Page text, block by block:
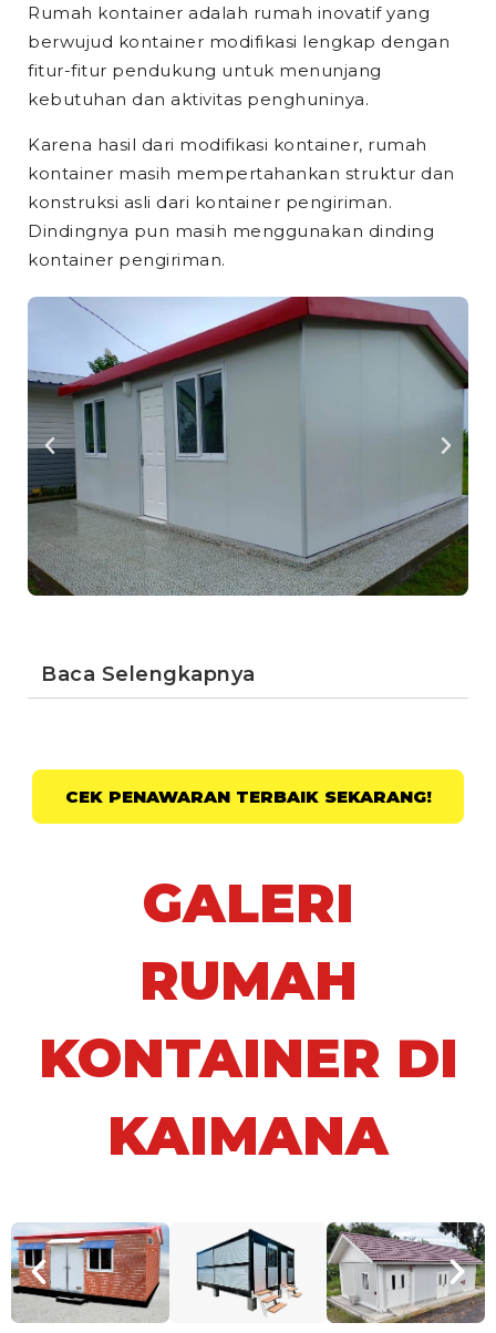
Rumah kontainer adalah rumah inovatif yang
berwujud kontainer modifikasi lengkap dengan
fitur-fitur pendukung untuk menunjang
kebutuhan dan aktivitas penghuninya.
Karena hasil dari modifikasi kontainer, rumah
kontainer masih mempertahankan struktur dan
konstruksi asli dari kontainer pengiriman.
Dindingnya pun masih menggunakan dinding
kontainer pengiriman.
Baca Selengkapnya
CEK PENAWARAN TERBAIK SEKARANG!
GALERI
RUMAH
KONTAINER DI
KAIMANA